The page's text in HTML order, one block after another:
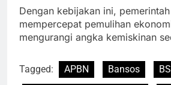
Dengan kebijakan ini,
mempercepat pemulihan
mengurangi angka kemiskinan
Tagged: APBN Bansos